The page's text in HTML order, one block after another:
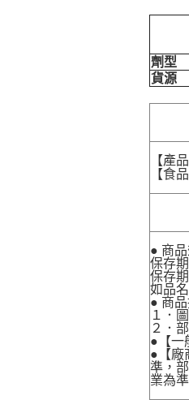
劑型
貨源
【產
【食
● 商品
保存
保存
如品
● 商
１．
２．
●【一
●【廠
準，
業為